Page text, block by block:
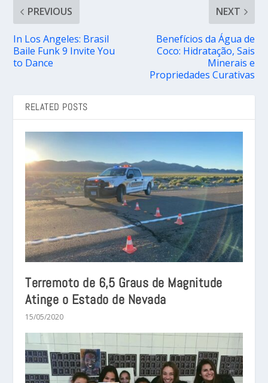
PREVIOUS
In Los Angeles: Brasil
Baile Funk 9 Invite You
to Dance
NEXT
Benefícios da Água de
Coco: Hidratação, Sais
Minerais e
Propriedades Curativas
RELATED POSTS
Terremoto de 6,5 Graus de Magnitude
Atinge o Estado de Nevada
15/05/2020